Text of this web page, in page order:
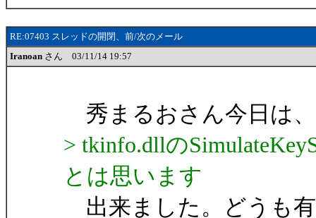
RE:07403 スレッドの開閉、前/次のメール
Iranoan さん 03/11/14 19:57
秀まるおさん今日は、
> tkinfo.dllの
とは思います
出来ました。どうも